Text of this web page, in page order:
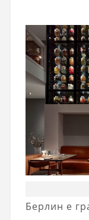
Берлин е